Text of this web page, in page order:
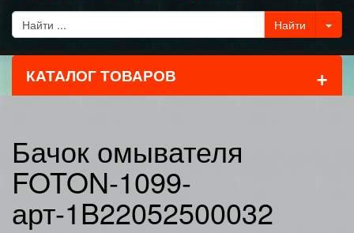
КАТАЛОГ ТОВАРОВ +
Бачок омывателя
FOTON-1099-
арт-1B22052500032